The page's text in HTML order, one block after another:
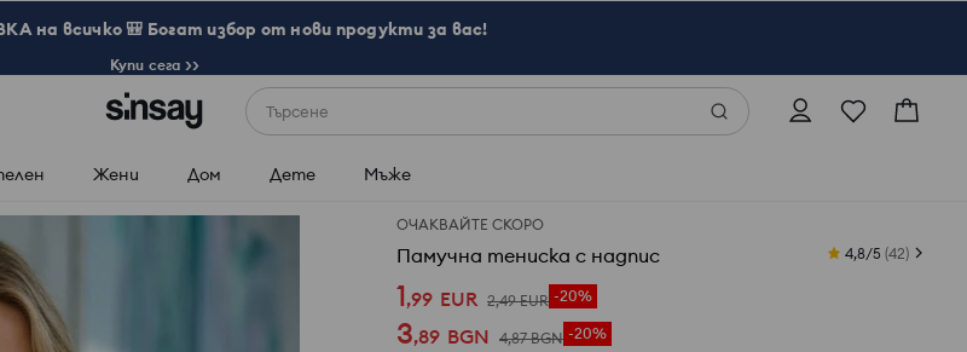
на всичко 🎒 Богат избор от нови продукти за вас!
Купи сега >>
Търсене
Жени Дом Дете Мъже
ОЧАКВАЙТЕ СКОРО
Памучна тениска с надпис 4,8/5 (42)
1,99 EUR 2,49 EUR -20%
3,89 BGN 4,87 BGN -20%